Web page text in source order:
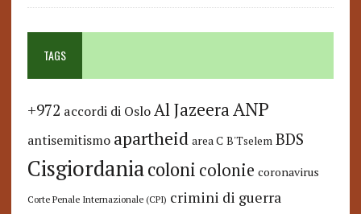
TAGS
+972 accordi di Oslo Al JazeeraANP
antisemitismo apartheid area C B'Tselem BDS
Cisgiordaniacoloni colonie coronavirus
Corte Penale Internazionale (CPI) crimini di guerra